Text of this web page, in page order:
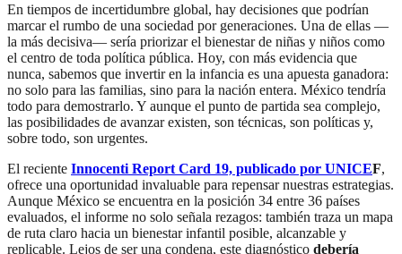
En tiempos de incertidumbre global, hay decisiones que podrían
marcar el rumbo de una sociedad por generaciones. Una de ellas —
la más decisiva— sería priorizar el bienestar de niñas y niños como
el centro de toda política pública. Hoy, con más evidencia que
nunca, sabemos que invertir en la infancia es una apuesta ganadora:
no solo para las familias, sino para la nación entera. México tendría
todo para demostrarlo. Y aunque el punto de partida sea complejo,
las posibilidades de avanzar existen, son técnicas, son políticas y,
sobre todo, son urgentes.
El reciente Innocenti Report Card 19, publicado por UNICEF,
ofrece una oportunidad invaluable para repensar nuestras estrategias.
Aunque México se encuentra en la posición 34 entre 36 países
evaluados, el informe no solo señala rezagos: también traza un mapa
de ruta claro hacia un bienestar infantil posible, alcanzable y
replicable. Lejos de ser una condena, este diagnóstico debería